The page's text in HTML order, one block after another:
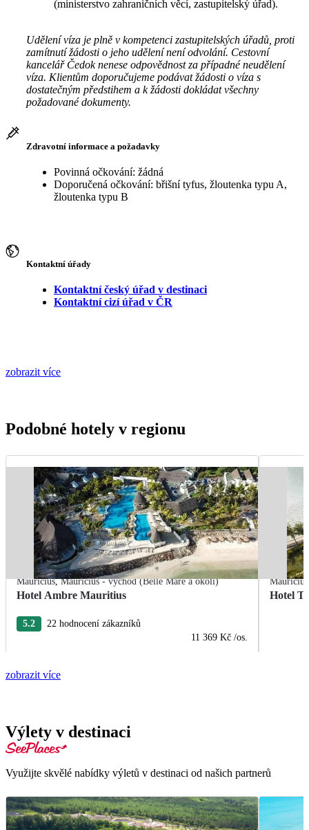
(ministerstvo zahraničních věcí, zastupitelský úřad).
Udělení víza je plně v kompetenci zastupitelských úřadů, proti
zamítnutí žádosti o jeho udělení není odvolání. Cestovní
kancelář Čedok nenese odpovědnost za případné neudělení
víza. Klientům doporučujeme podávat žádosti o víza s
dostatečným předstihem a k žádosti dokládat všechny
požadované dokumenty.
Zdravotní informace a požadavky
Povinná očkování: žádná
Doporučená očkování: břišní tyfus, žloutenka typu A,
žloutenka typu B
Kontaktní úřady
Kontaktní český úřad v destinaci
Kontaktní cizí úřad v ČR
zobrazit více
Podobné hotely v regionu
Mauricius,Mauricius - východ (Belle Mare a okolí)
Hotel Ambre Mauritius
5.2
22 hodnocení zákazníků
11 369 Kč /os.
Mauricius
Hotel
zobrazit více
Výlety v destinaci
Využijte skvělé nabídky výletů v destinaci od našich partnerů